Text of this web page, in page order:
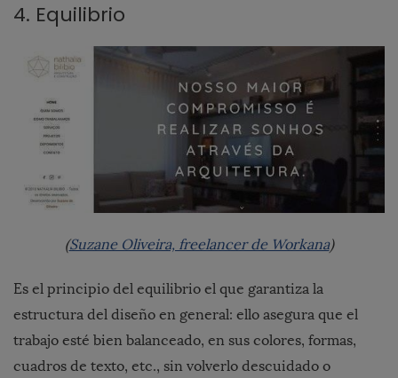
4. Equilibrio
(Suzane Oliveira, freelancer de Workana)
Es el principio del equilibrio el que garantiza la
estructura del diseño en general: ello asegura que el
trabajo esté bien balanceado, en sus colores, formas,
cuadros de texto, etc., sin volverlo descuidado o